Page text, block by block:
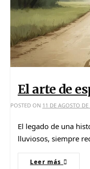
El arte de
POSTED ON 11 DE AGOSTO
El legado de una
lluviosos, siempre
Leer más